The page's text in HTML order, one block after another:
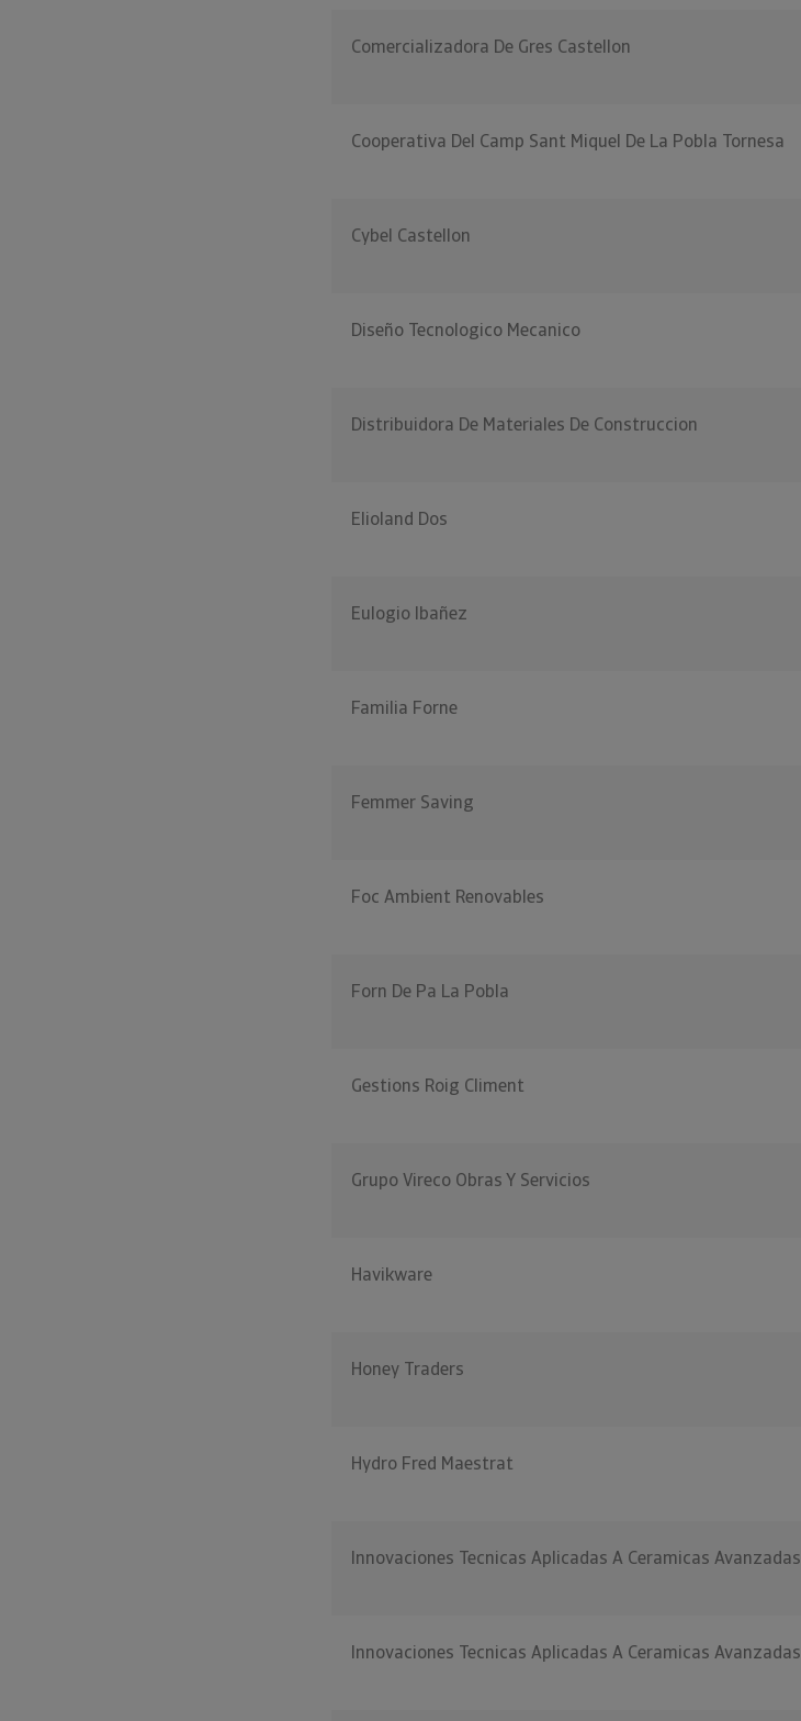
Comercializadora De Gres Castellon
Cooperativa Del Camp Sant Miquel De La Pobla Tornesa
Cybel Castellon
Diseño Tecnologico Mecanico
Distribuidora De Materiales De Construccion
Elioland Dos
Eulogio Ibañez
Familia Forne
Femmer Saving
Foc Ambient Renovables
Forn De Pa La Pobla
Gestions Roig Climent
Grupo Vireco Obras Y Servicios
Havikware
Honey Traders
Hydro Fred Maestrat
Innovaciones Tecnicas Aplicadas A Ceramicas Avanzadas
Innovaciones Tecnicas Aplicadas A Ceramicas Avanzadas